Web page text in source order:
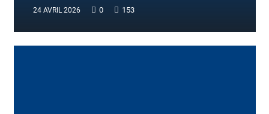
24 AVRIL 2026 0 153